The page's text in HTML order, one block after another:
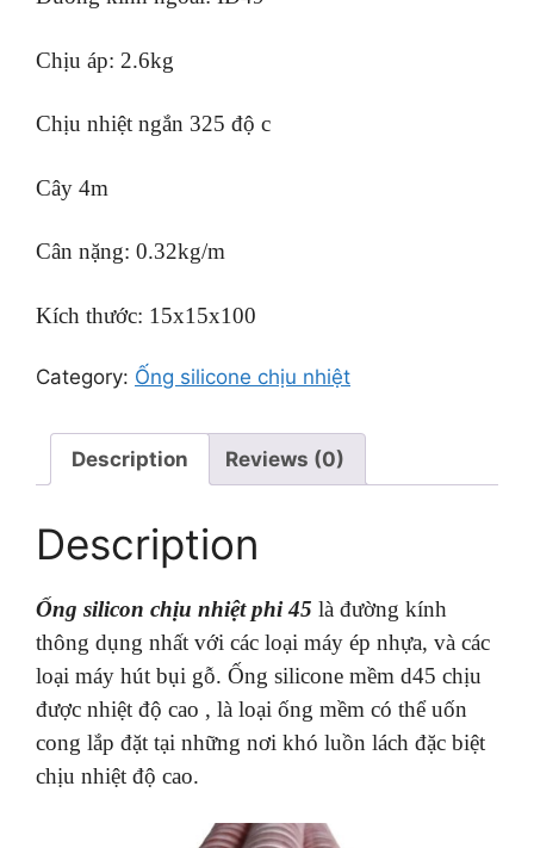
Chịu áp: 2.6kg
Chịu nhiệt ngắn 325 độ c
Cây 4m
Cân nặng: 0.32kg/m
Kích thước: 15x15x100
Category: Ống silicone chịu nhiệt
Description Reviews (0)
Description
Ống silicon chịu nhiệt phi 45 là đường kính
thông dụng nhất với các loại máy ép nhựa, và các
loại máy hút bụi gỗ. Ống silicone mềm d45 chịu
được nhiệt độ cao , là loại ống mềm có thể uốn
cong lắp đặt tại những nơi khó luồn lách đặc biệt
chịu nhiệt độ cao.